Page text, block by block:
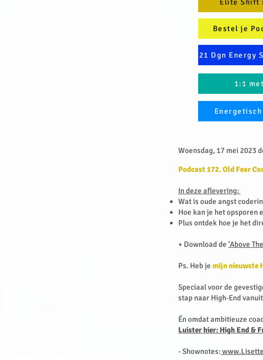
Elite Shift
Bestel je
21 Dgn Energy
1:1
Woensdag, 17 mei 2023
Podcast 172. Old Fear
In deze aflevering:
Wat is oude angst
Hoe kan je het opsporen
Plus ontdek hoe je het
+ Download de ‘Above
Ps. Heb je mijn nieuwste
Speciaal voor de
stap naar High-End
Én omdat ambitieuze
Luister hier: High End &
- Shownotes: